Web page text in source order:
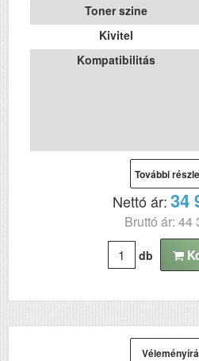
Toner szine
Kivitel
Kompatibilitás
További
Nettó ár:34
Bruttó ár: 44
db